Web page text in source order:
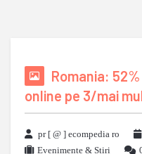
Romania:
online pe 3/mai
pr [ @ ] ecompedia ro
Evenimente & Stiri